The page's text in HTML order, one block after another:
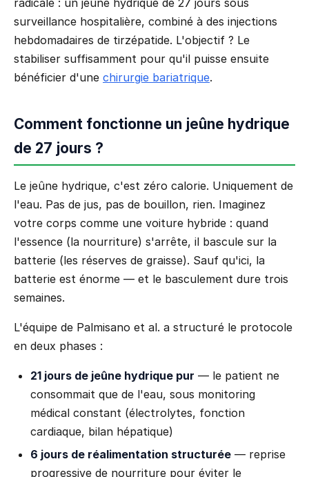
radicale : un jeûne hydrique de 27 jours sous
surveillance hospitalière, combiné à des injections
hebdomadaires de tirzépatide. L'objectif ? Le
stabiliser suffisamment pour qu'il puisse ensuite
bénéficier d'une chirurgie bariatrique.
Comment fonctionne un jeûne hydrique
de 27 jours ?
Le jeûne hydrique, c'est zéro calorie. Uniquement de
l'eau. Pas de jus, pas de bouillon, rien. Imaginez
votre corps comme une voiture hybride : quand
l'essence (la nourriture) s'arrête, il bascule sur la
batterie (les réserves de graisse). Sauf qu'ici, la
batterie est énorme — et le basculement dure trois
semaines.
L'équipe de Palmisano et al. a structuré le protocole
en deux phases :
21 jours de jeûne hydrique pur — le patient ne
consommait que de l'eau, sous monitoring
médical constant (électrolytes, fonction
cardiaque, bilan hépatique)
6 jours de réalimentation structurée — reprise
progressive de nourriture pour éviter le